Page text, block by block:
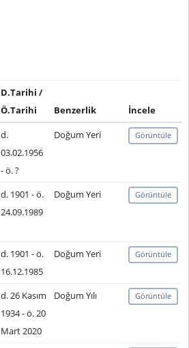
D.Tarihi /
Ö.Tarihi
Benzerlik
İncele
d.
03.02.1956
- ö. ?
Doğum Yeri Görüntüle
d. 1901 - ö.
24.09.1989
Doğum Yeri Görüntüle
d. 1901 - ö.
16.12.1985
Doğum Yeri Görüntüle
d. 26 Kasım
1934 - ö. 20
Mart 2020
Doğum Yılı Görüntüle